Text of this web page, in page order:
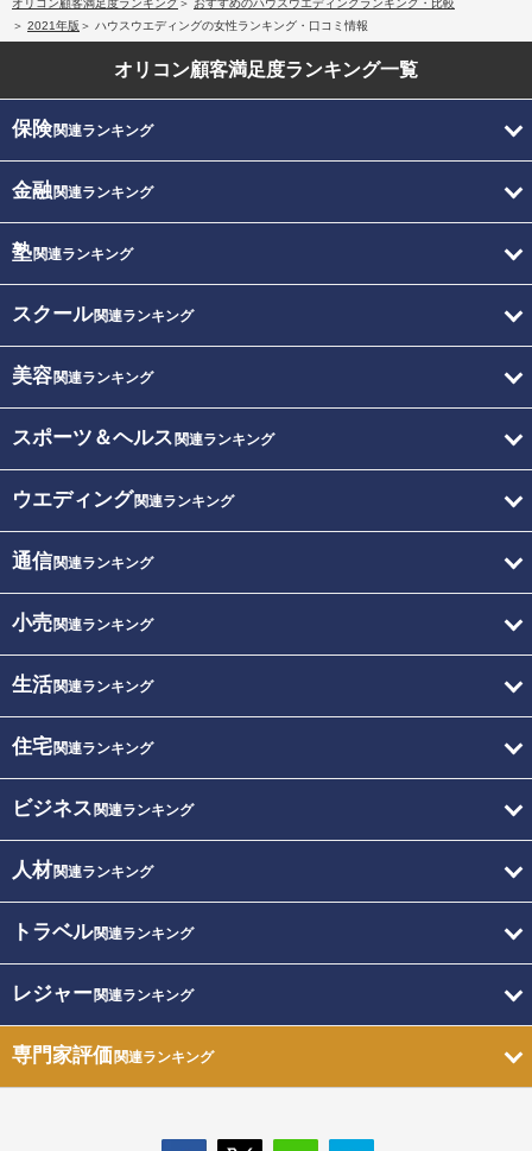
オリコン顧客満足度ランキング
おすすめのハウスウエディングランキング・比較
2021年版
ハウスウエディングの女性ランキング・口コミ情報
オリコン顧客満足度ランキング一覧
保険関連ランキング
金融関連ランキング
塾関連ランキング
スクール関連ランキング
美容関連ランキング
スポーツ＆ヘルス 関連ランキング
ウエディング関連ランキング
通信関連ランキング
小売関連ランキング
生活関連ランキング
住宅関連ランキング
ビジネス 関連ランキング
人材関連ランキング
トラベル関連ランキング
レジャー関連ランキング
専門家評価関連ランキング